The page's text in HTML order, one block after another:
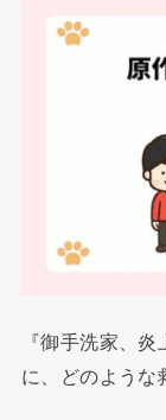
『御手洗家、
に、どのような